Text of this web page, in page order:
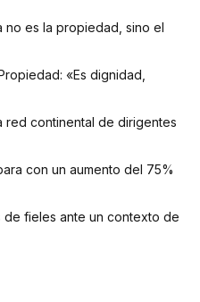
no es la propiedad, sino el
«Es dignidad,
red continental de dirigentes
con un aumento del 75%
de fieles ante un contexto de